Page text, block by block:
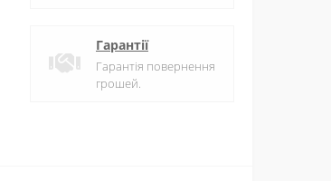
Гарантії
Гарантія повернення
грошей.